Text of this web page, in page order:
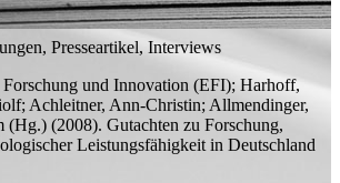
Presseartikel, Interviews
und Innovation (EFI); Harhoff,
Achleitner, Ann-Christin; Allmendinger,
(Hg.) (2008). Gutachten zu Forschung,
Leistungsfähigkeit in Deutschland